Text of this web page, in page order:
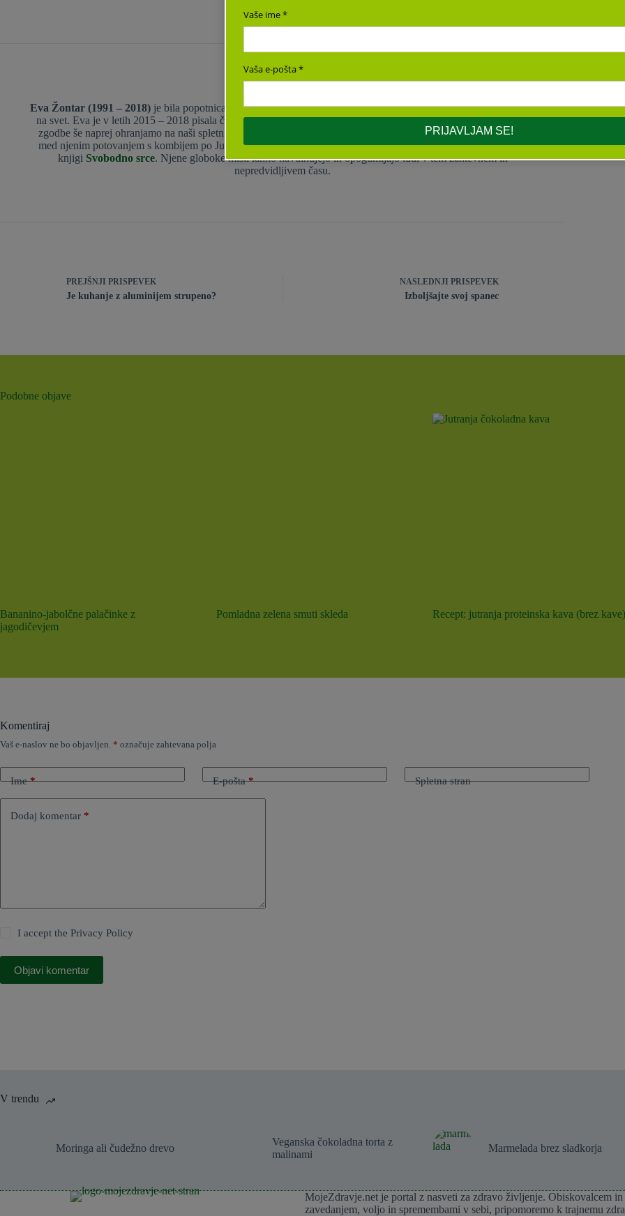
Eva Žontar
Eva Žontar (1991 – 2018)je bila popotnica, ki je navduševala s svojo strastjo do življenja in pozitivnim pogledom
na svet. Eva je v letih 2015 – 2018 pisala članke in recepte za naš portal. V njen spomin vse te članke, recepte in
zgodbe še naprej ohranjamo na naši spletni strani. Evino življenjsko zgodbo in motivacijske zapise, ki so nastali
med njenim potovanjem s kombijem po Južni Ameriki, kjer se je njena pot usodno končala, si lahko preberete v
knjigi Svobodno srce. Njene globoke misli lahko navdihujejo in opogumljajo tudi v tem zahtevnem in
nepredvidljivem času.
PREJŠNJI PRISPEVEK
Je kuhanje z aluminijem strupeno?
NASLEDNJIPRISPEVEK
Izboljšajte svoj spanec
Podobne objave
Bananino-jabolčne palačinke z
jagodičevjem
Pomladna zelena smuti skleda Recept: jutranja proteinska kava (brez kave)
Komentiraj
Vaš e-naslov ne bo objavljen. * označuje zahtevana polja
Ime* E-pošta* Spletna stran
Dodaj komentar *
I accept thePrivacy Policy
Objavi komentar
V trendu
Moringa ali čudežno drevo
Veganska čokoladna torta z
malinami
Marmelada brez sladkorja
MojeZdravje.net je portal z nasveti za zdravo življenje. Obiskovalcem
zavedanjem, voljo in spremembami v sebi, pripomoremo k trajnemu
Vaše ime
Vaša e-pošta
PRIJAVLJAM SE!